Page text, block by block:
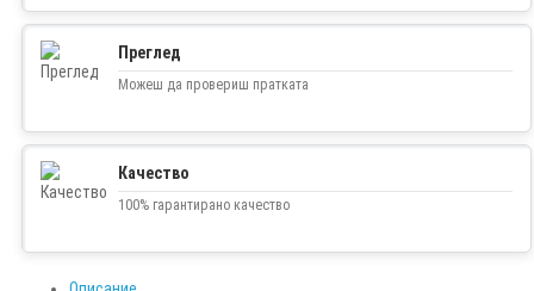
Преглед
Можеш да провериш пратката
Качество
100% гарантирано качество